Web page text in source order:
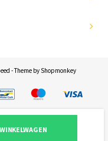
- Theme by Shopmonkey